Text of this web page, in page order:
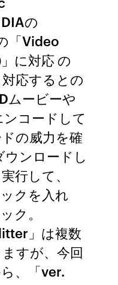
の
「Video
に対応 の
応するとの
ムービーや
コードして
の威力を確
ンロードし
行して、
クを入れ
ク。
」は複数
すが、今回
、「ver.